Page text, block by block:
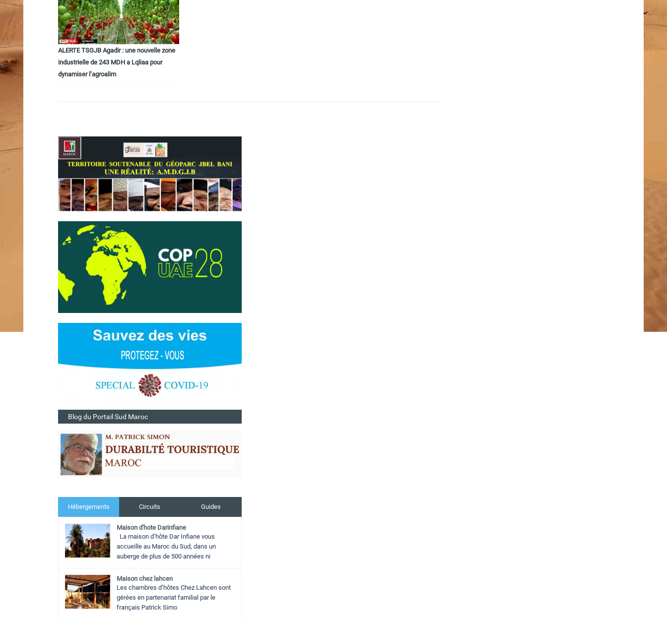
ALERTE TSGJB Agadir : une nouvelle zone
industrielle de 243 MDH a Lqliaa pour
dynamiser l’agroalim
Blog du Portail Sud Maroc
Hébergements Circuits Guides
Maison d'hote Darinfiane
La maison d’hôte Dar Infiane vous
accueille au Maroc du Sud, dans un
auberge de plus de 500 années ni
Maison chez lahcen
Les chambres d’hôtes Chez Lahcen sont
gérées en partenariat familial par le
français Patrick Simo